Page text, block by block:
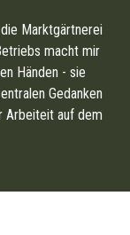
Marktgärtnerei
macht mir
Händen - sie
Gedanken
Arbeiteit auf dem